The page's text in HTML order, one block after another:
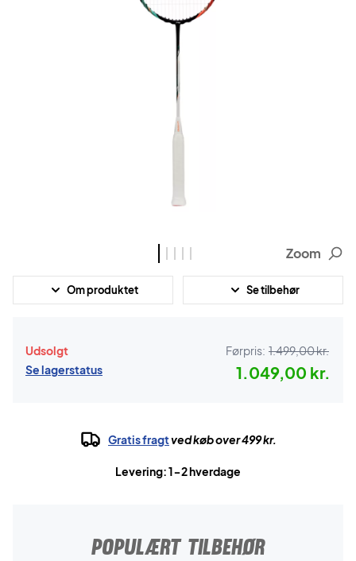
Zoom
Om produktet Se tilbehør
Udsolgt
Se lagerstatus
Førpris: 1.499,00 kr.
1.049,00 kr.
Gratis fragtved køb over 499 kr.
Levering: 1-2 hverdage
POPULÆRT TILBEHØR